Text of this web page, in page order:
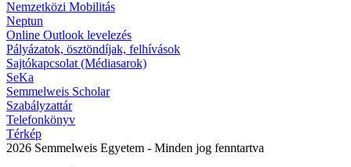
Nemzetközi Mobilitás
Neptun
Online Outlook levelezés
Pályázatok, ösztöndíjak, felhívások
Sajtókapcsolat (Médiasarok)
SeKa
Semmelweis Scholar
Szabályzattár
Telefonkönyv
Térkép
2026 Semmelweis Egyetem - Minden jog fenntartva